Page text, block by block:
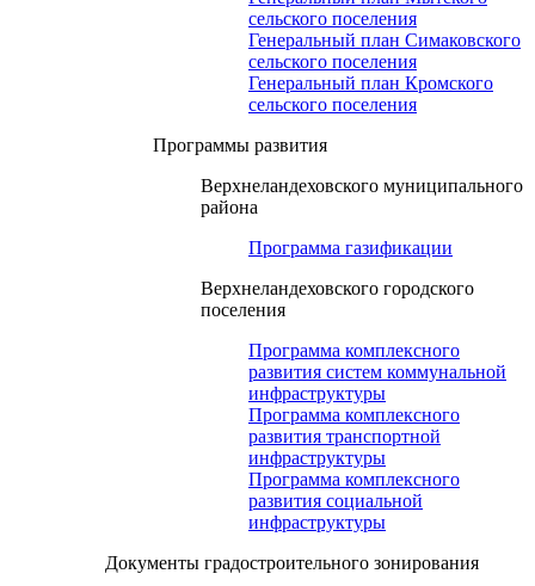
сельского поселения
Генеральный план Симаковского
сельского поселения
Генеральный план Кромского
сельского поселения
Программы развития
Верхнеландеховского муниципального
района
Программа газификации
Верхнеландеховского городского
поселения
Программа комплексного
развития систем коммунальной
инфраструктуры
Программа комплексного
развития транспортной
инфраструктуры
Программа комплексного
развития социальной
инфраструктуры
Документы градостроительного зонирования